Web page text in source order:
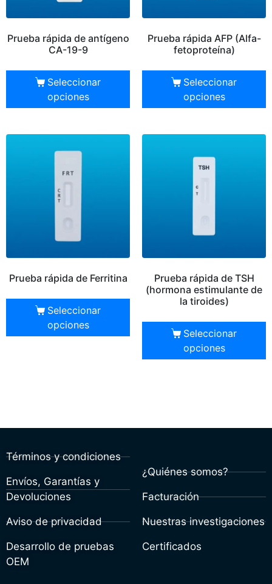
Prueba rápida de antígeno
CA-19-9
Seleccionar
opciones
Prueba rápida AFP (Alfa-
fetoproteína)
Seleccionar
opciones
Prueba rápida de Ferritina
Seleccionar
opciones
Prueba rápida de TSH
(hormona estimulante de
la tiroides)
Seleccionar
opciones
Términos y condiciones
Envíos, Garantías y
Devoluciones
Aviso de privacidad
Desarrollo de pruebas
OEM
¿Quiénes somos?
Facturación
Nuestras investigaciones
Certificados